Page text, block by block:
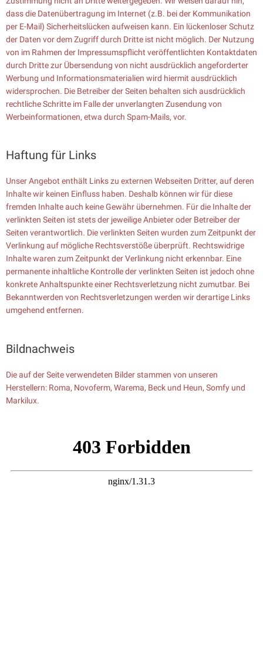
dass die Datenübertragung im Internet (z.B. bei der Kommunikation
per E-Mail) Sicherheitslücken aufweisen kann. Ein lückenloser Schutz
der Daten vor dem Zugriff durch Dritte ist nicht möglich. Der Nutzung
von im Rahmen der Impressumspflicht veröffentlichten Kontaktdaten
durch Dritte zur Übersendung von nicht ausdrücklich angeforderter
Werbung und Informationsmaterialien wird hiermit ausdrücklich
widersprochen. Die Betreiber der Seiten behalten sich ausdrücklich
rechtliche Schritte im Falle der unverlangten Zusendung von
Werbeinformationen, etwa durch Spam-Mails, vor.
Haftung für Links
Unser Angebot enthält Links zu externen Webseiten Dritter, auf deren
Inhalte wir keinen Einfluss haben. Deshalb können wir für diese
fremden Inhalte auch keine Gewähr übernehmen. Für die Inhalte der
verlinkten Seiten ist stets der jeweilige Anbieter oder Betreiber der
Seiten verantwortlich. Die verlinkten Seiten wurden zum Zeitpunkt der
Verlinkung auf mögliche Rechtsverstöße überprüft. Rechtswidrige
Inhalte waren zum Zeitpunkt der Verlinkung nicht erkennbar. Eine
permanente inhaltliche Kontrolle der verlinkten Seiten ist jedoch ohne
konkrete Anhaltspunkte einer Rechtsverletzung nicht zumutbar. Bei
Bekanntwerden von Rechtsverletzungen werden wir derartige Links
umgehend entfernen.
Bildnachweis
Die auf der Seite verwendeten Bilder stammen von unseren
Herstellern: Roma, Novoferm, Warema, Beck und Heun, Somfy und
Markilux.